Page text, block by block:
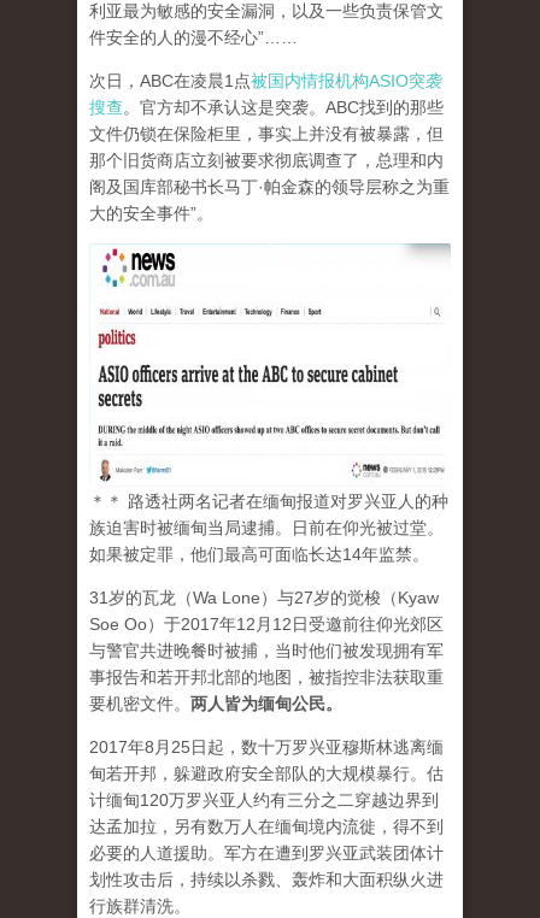
利亚最为敏感的安全漏洞，以及一些负责保管文
件安全的人的漫不经心”……
次日，ABC在凌晨1点被国内情报机构ASIO突袭
搜查。官方却不承认这是突袭。ABC找到的那些
文件仍锁在保险柜里，事实上并没有被暴露，但
那个旧货商店立刻被要求彻底调查了，总理和内
阁及国库部秘书长马丁·帕金森的领导层称之为重
大的安全事件”。
＊＊ 路透社两名记者在缅甸报道对罗兴亚人的种
族迫害时被缅甸当局逮捕。日前在仰光被过堂。
如果被定罪，他们最高可面临长达14年监禁。
31岁的瓦龙（Wa Lone）与27岁的觉梭（Kyaw
Soe Oo）于2017年12月12日受邀前往仰光郊区
与警官共进晚餐时被捕，当时他们被发现拥有军
事报告和若开邦北部的地图，被指控非法获取重
要机密文件。 两人皆为缅甸公民。
2017年8月25日起，数十万罗兴亚穆斯林逃离缅
甸若开邦，躲避政府安全部队的大规模暴行。估
计缅甸120万罗兴亚人约有三分之二穿越边界到
达孟加拉，另有数万人在缅甸境内流徙，得不到
必要的人道援助。军方在遭到罗兴亚武装团体计
划性攻击后，持续以杀戮、轰炸和大面积纵火进
行族群清洗。